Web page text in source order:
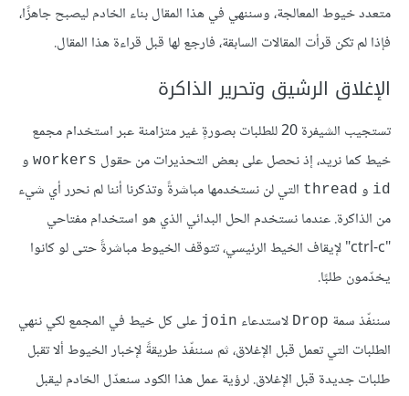
متعدد خيوط المعالجة، وسننهي في هذا المقال بناء الخادم ليصبح جاهزًا،
فإذا لم تكن قرأت المقالات السابقة، فارجع لها قبل قراءة هذا المقال.
الإغلاق الرشيق وتحرير الذاكرة
تستجيب الشيفرة 20 للطلبات بصورةٍ غير متزامنة عبر استخدام مجمع
خيط كما نريد، إذ نحصل على بعض التحذيرات من حقول workers و
id و thread التي لن نستخدمها مباشرةً وتذكرنا أننا لم نحرر أي شيء
من الذاكرة. عندما نستخدم الحل البدائي الذي هو استخدام مفتاحي
"ctrl-c" لإيقاف الخيط الرئيسي، تتوقف الخيوط مباشرةً حتى لو كانوا
يخدّمون طلبًا.
سننفّذ سمة Drop لاستدعاء join على كل خيط في المجمع لكي ننهي
الطلبات التي تعمل قبل الإغلاق، ثم سننفّذ طريقةً لإخبار الخيوط ألا تقبل
طلبات جديدة قبل الإغلاق. لرؤية عمل هذا الكود سنعدّل الخادم ليقبل